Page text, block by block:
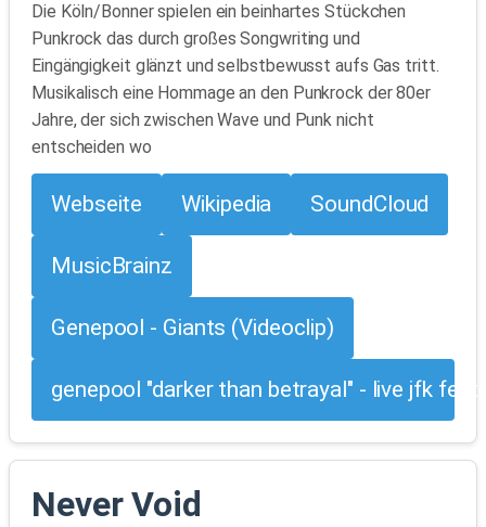
Die Köln/Bonner spielen ein beinhartes Stückchen
Punkrock das durch großes Songwriting und
Eingängigkeit glänzt und selbstbewusst aufs Gas tritt.
Musikalisch eine Hommage an den Punkrock der 80er
Jahre, der sich zwischen Wave und Punk nicht
entscheiden wo
Webseite Wikipedia SoundCloud
MusicBrainz
Genepool - Giants (Videoclip)
genepool "darker than betrayal" - live jfk
Never Void